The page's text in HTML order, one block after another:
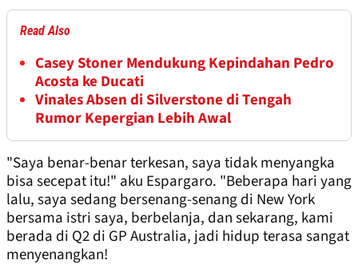
Read Also
Casey Stoner Mendukung Kepindahan Pedro
Acosta ke Ducati
Vinales Absen di Silverstone di Tengah
Rumor Kepergian Lebih Awal
"Saya benar-benar terkesan, saya tidak menyangka
bisa secepat itu!" aku Espargaro. "Beberapa hari yang
lalu, saya sedang bersenang-senang di New York
bersama istri saya, berbelanja, dan sekarang, kami
berada di Q2 di GP Australia, jadi hidup terasa sangat
menyenangkan!